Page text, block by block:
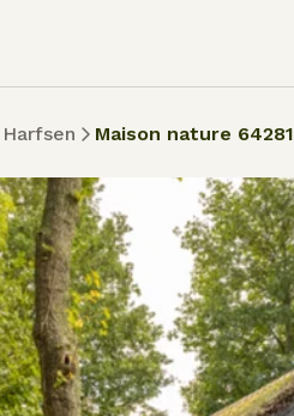
Harfsen Maison nature 64281